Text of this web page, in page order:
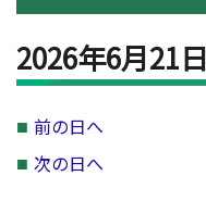
2026年6月21日
前の日へ
次の日へ